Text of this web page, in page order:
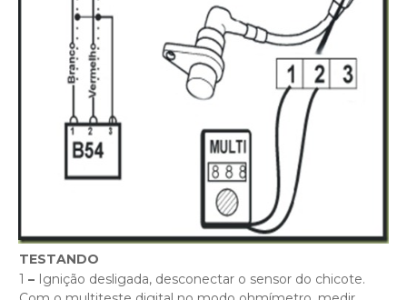
TESTANDO
1 – Ignição desligada, desconectar o sensor do chicote.